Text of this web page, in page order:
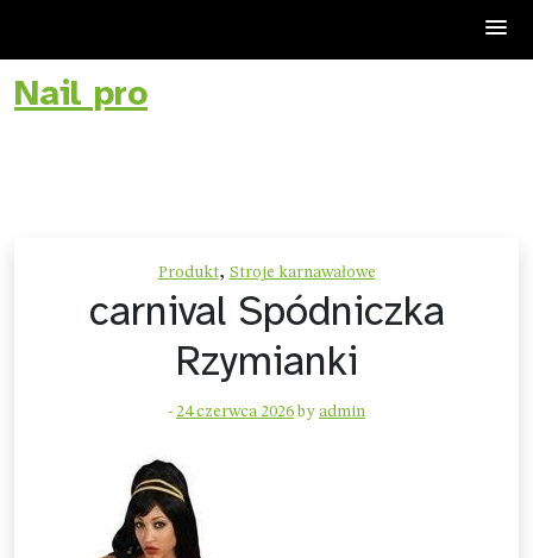
Skip
toNail pro
Produkt, Stroje karnawałowe
carnival Spódniczka
Rzymianki
- 24 czerwca 2026 by admin